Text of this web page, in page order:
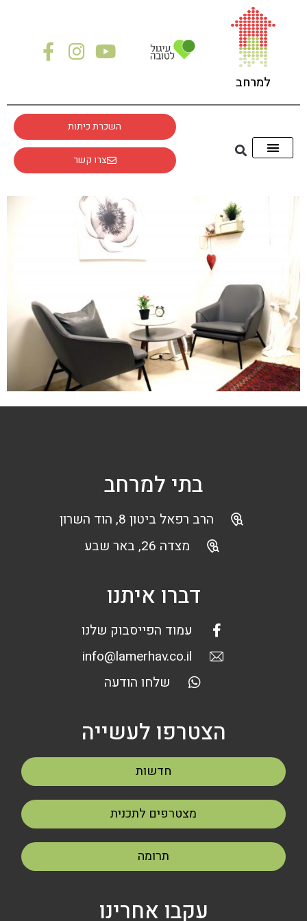
למרחב
השכרת כיתות
צרו קשר
בתי למרחב
הרב רפאל ביטון 8, הוד השרון
מצדה 26, באר שבע
דברו איתנו
עמוד הפייסבוק שלנו
info@lamerhav.co.il
שלחו הודעה
הצטרפו לעשייה
חדשות
מצטרפים לתכנית
תרומה
עקבו אחרינו